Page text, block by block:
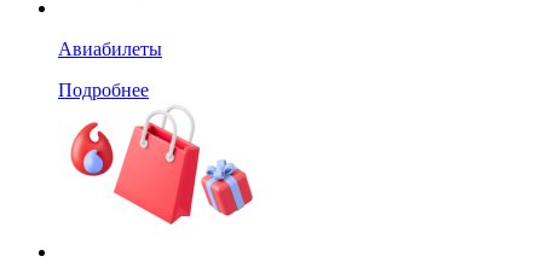
Авиабилеты
Подробнее